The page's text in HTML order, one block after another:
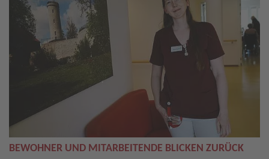
BEWOHNER UND MITARBEITENDE BLICKEN ZURÜCK